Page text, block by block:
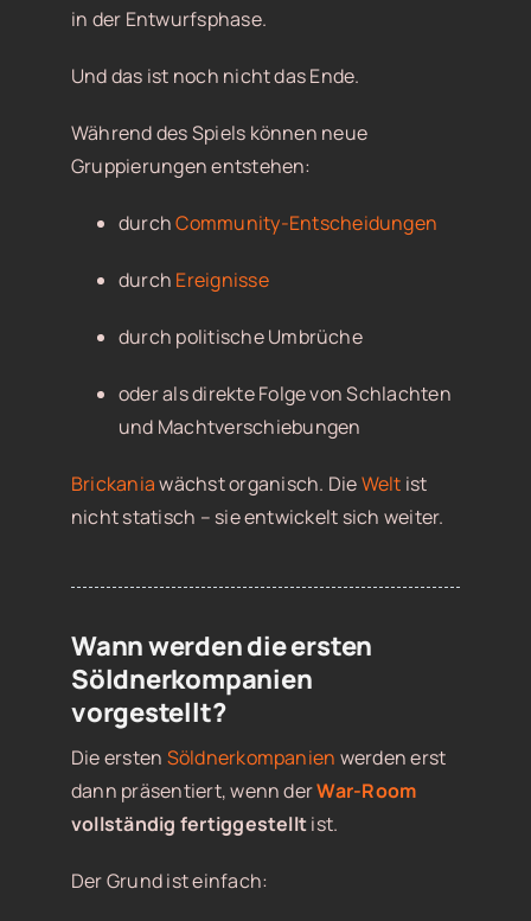
in der Entwurfsphase.
Und das ist noch nicht das Ende.
Während des Spiels können neue
Gruppierungen entstehen:
durchCommunity-Entscheidungen
durch Ereignisse
durch politische Umbrüche
oder als direkte Folge von Schlachten
und Machtverschiebungen
Brickaniawächst organisch. DieWelt ist
nicht statisch – sie entwickelt sich weiter.
Wann werden die ersten
Söldnerkompanien
vorgestellt?
Die ersten Söldnerkompanien werden erst
dann präsentiert, wenn derWar-Room
vollständig fertiggestelltist.
Der Grund ist einfach: